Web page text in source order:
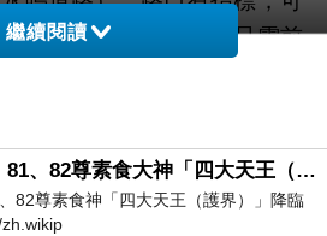
至古道登山口，大約只需前
至頭屋市區欲買斗笠⋯⋯結
買。母親不喜歡現有的斗笠
於我頭型的尺寸，可惜了。
繼續閱讀
2026.7.10，第79、80、81、82尊素食大神「四大天王（護界）」降臨寶島台灣（6）
82尊素食神「四大天王（護界）」降臨